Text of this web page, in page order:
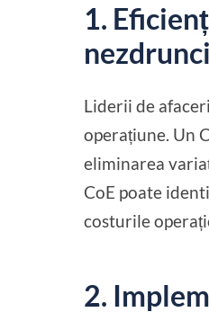
1.
Liderii de
operațiune. Un
eliminarea
CoE poate
costurile
2.